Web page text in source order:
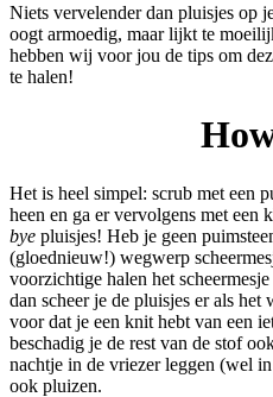
Niets vervelender dan pluisjes op
oogt armoedig, maar lijkt te
hebben wij voor jou de tips om
te halen!
Het is heel simpel: scrub met een
heen en ga er vervolgens met een
bye pluisjes! Heb je geen
(gloednieuw!) wegwerp
voorzichtige halen het
dan scheer je de pluisjes er als
voor dat je een knit hebt van een
beschadig je de rest van de stof
nachtje in de vriezer leggen (wel
ook pluizen.